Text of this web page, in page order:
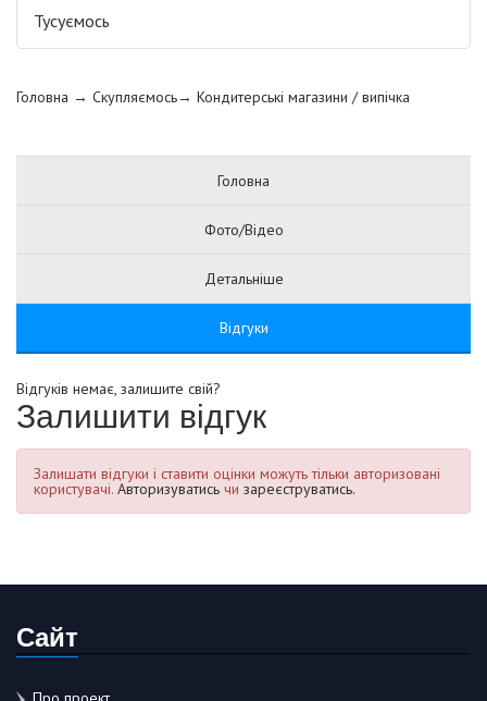
Тусуємось
Головна → Скупляємось→ Кондитерські магазини / випічка
Головна
Фото/Відео
Детальніше
Відгуки
Відгуків немає, залишите свій?
Залишити відгук
Залишати відгуки і ставити оцінки можуть тільки авторизовані
користувачі. Авторизуватись чи зареєструватись.
Сайт